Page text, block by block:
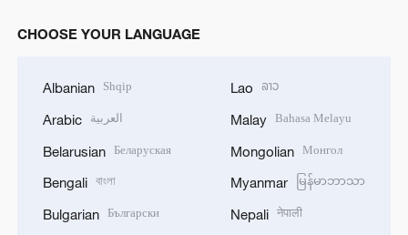
CHOOSE YOUR LANGUAGE
Albanian Shqip
Arabic العربية
Belarusian Беларуская
Bengali বাংলা
Bulgarian Български
Lao ລາວ
Malay Bahasa Melayu
Mongolian Монгол
Myanmar မြန်မာဘာသာ
Nepali नेपाली